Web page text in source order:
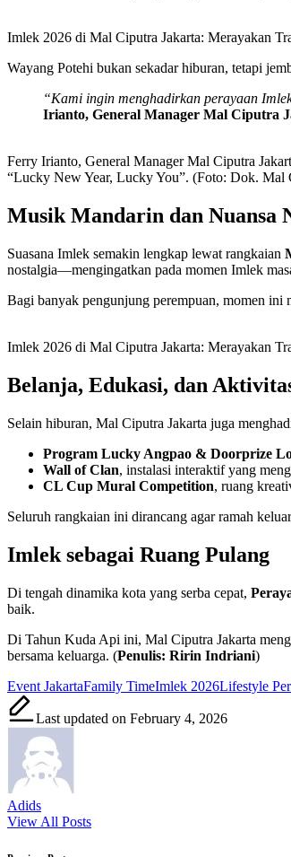
Imlek 2026 di Mal Ciputra Jakarta: Merayakan
Wayang Potehi bukan sekadar hiburan, tetapi
“Kami ingin menghadirkan perayaan
Irianto, General Manager Mal Ciputra
Ferry Irianto, General Manager Mal Ciputra
“Lucky New Year, Lucky You”. (Foto: Dok. Mal
Musik Mandarin dan Nuansa
Suasana Imlek semakin lengkap lewat rangkaian
nostalgia—mengingatkan pada momen Imlek
Bagi banyak pengunjung perempuan, momen ini
Imlek 2026 di Mal Ciputra Jakarta: Merayakan
Belanja, Edukasi, dan
Selain hiburan, Mal Ciputra Jakarta juga
Program Lucky Angpao & Doorprize
Wall of Clan, instalasi interaktif yang
CL Cup Mural Competition, ruang
Seluruh rangkaian ini dirancang agar ramah
Imlek sebagai Ruang Pulang
Di tengah dinamika kota yang serba cepat,
baik.
Di Tahun Kuda Api ini, Mal Ciputra Jakarta
bersama keluarga. (Penulis: Ririn Indriani)
Tags:
Event JakartaFamily TimeImlek 2026Lifestyle
Last updated on February 4, 2026
Adids
View All Posts